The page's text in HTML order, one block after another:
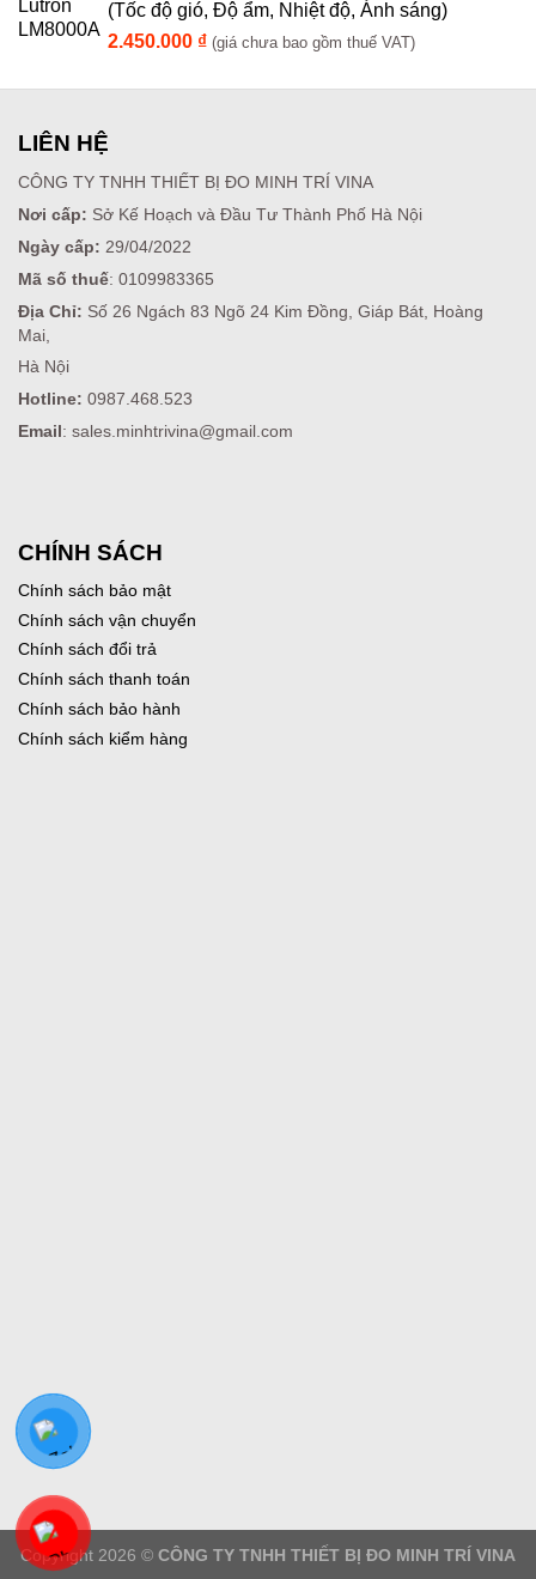
(Tốc độ gió, Độ ẩm, Nhiệt độ, Ánh sáng)
2.450.000 ₫ (giá chưa bao gồm thuế VAT)
LIÊN HỆ
CÔNG TY TNHH THIẾT BỊ ĐO MINH TRÍ VINA
Nơi cấp: Sở Kế Hoạch và Đầu Tư Thành Phố Hà Nội
Ngày cấp: 29/04/2022
Mã số thuế: 0109983365
Địa Chỉ: Số 26 Ngách 83 Ngõ 24 Kim Đồng, Giáp Bát, Hoàng
Mai,
Hà Nội
Hotline: 0987.468.523
Email : sales.minhtrivina@gmail.com
CHÍNH SÁCH
Chính sách bảo mật
Chính sách vận chuyển
Chính sách đổi trả
Chính sách thanh toán
Chính sách bảo hành
Chính sách kiểm hàng
Copyright 2026 © CÔNG TY TNHH THIẾT BỊ ĐO MINH TRÍ VINA